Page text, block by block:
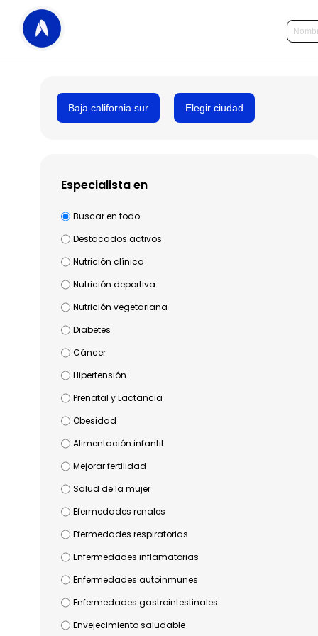
Baja california sur Elegir ciudad
Especialista en
Buscar en todo
Destacados activos
Nutrición clínica
Nutrición deportiva
Nutrición vegetariana
Diabetes
Cáncer
Hipertensión
Prenatal y Lactancia
Obesidad
Alimentación infantil
Mejorar fertilidad
Salud de la mujer
Efermedades renales
Efermedades respiratorias
Enfermedades inflamatorias
Enfermedades autoinmunes
Enfermedades gastrointestinales
Envejecimiento saludable